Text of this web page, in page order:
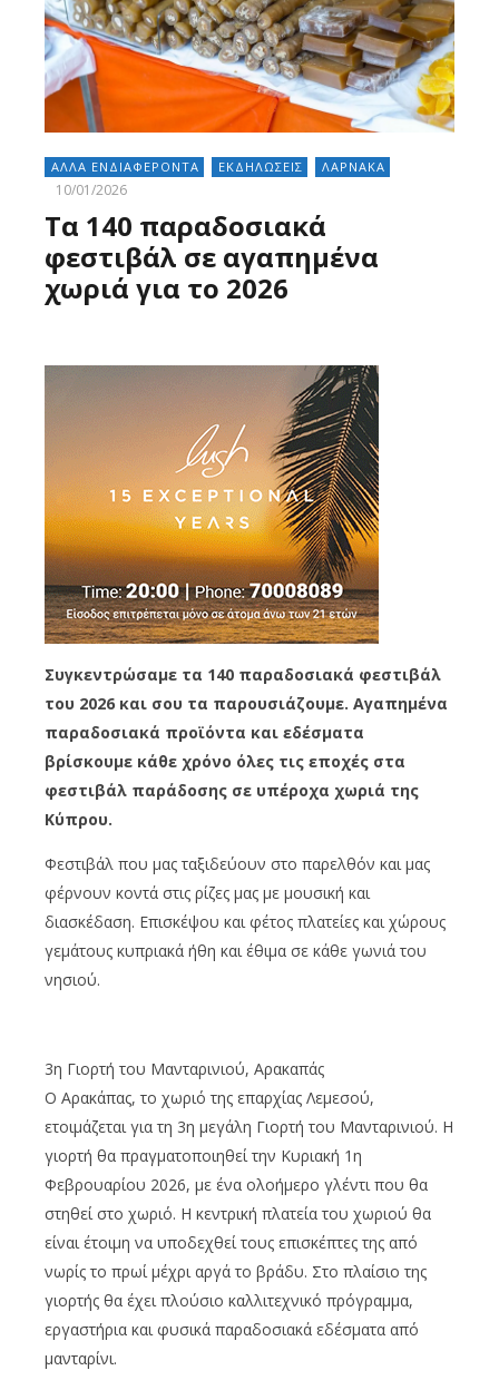
ΑΛΛΑ ΕΝΔΙΑΦΕΡΟΝΤΑ ΕΚΔΗΛΩΣΕΙΣ ΛΑΡΝΑΚΑ
10/01/2026
Tα 140 παραδοσιακά
φεστιβάλ σε αγαπημένα
χωριά για το 2026
Συγκεντρώσαμε τα 140 παραδοσιακά φεστιβάλ
του 2026 και σου τα παρουσιάζουμε. Αγαπημένα
παραδοσιακά προϊόντα και εδέσματα
βρίσκουμε κάθε χρόνο όλες τις εποχές στα
φεστιβάλ παράδοσης σε υπέροχα χωριά της
Κύπρου.
Φεστιβάλ που μας ταξιδεύουν στο παρελθόν και μας
φέρνουν κοντά στις ρίζες μας με μουσική και
διασκέδαση. Επισκέψου και φέτος πλατείες και χώρους
γεμάτους κυπριακά ήθη και έθιμα σε κάθε γωνιά του
νησιού.
3η Γιορτή του Μανταρινιού, Αρακαπάς
Ο Αρακάπας, το χωριό της επαρχίας Λεμεσού,
ετοιμάζεται για τη 3η μεγάλη Γιορτή του Μανταρινιού. Η
γιορτή θα πραγματοποιηθεί την Κυριακή 1η
Φεβρουαρίου 2026, με ένα ολοήμερο γλέντι που θα
στηθεί στο χωριό. Η κεντρική πλατεία του χωριού θα
είναι έτοιμη να υποδεχθεί τους επισκέπτες της από
νωρίς το πρωί μέχρι αργά το βράδυ. Στο πλαίσιο της
γιορτής θα έχει πλούσιο καλλιτεχνικό πρόγραμμα,
εργαστήρια και φυσικά παραδοσιακά εδέσματα από
μανταρίνι.